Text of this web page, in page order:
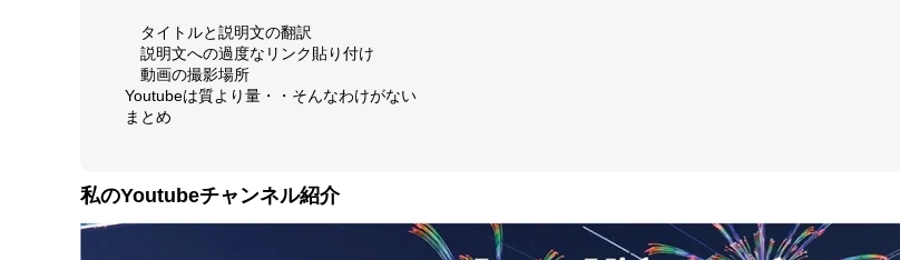
タイトルと説明文の翻訳
説明文への過度なリンク貼り付け
動画の撮影場所
Youtubeは質より量・・そんなわけがない
まとめ
私のYoutubeチャンネル紹介